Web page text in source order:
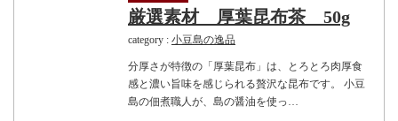
厳選素材 厚葉昆布茶 50g
category : 小豆島の逸品
分厚さが特徴の「厚葉昆布」は、とろとろ肉厚食
感と濃い旨味を感じられる贅沢な昆布です。 小豆
島の佃煮職人が、島の醤油を使っ…